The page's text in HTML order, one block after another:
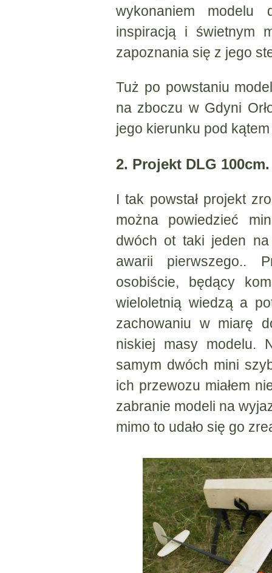
wykonaniem
inspiracją i świetnym
zapoznania się z jego
Tuż po powstaniu
na zboczu w Gdyni
jego kierunku pod
2. Projekt DLG 100cm.
I tak powstał projekt
można powiedzieć
dwóch ot taki jeden
awarii pierwszego..
osobiście, będący
wieloletnią wiedzą a
zachowaniu w miarę
niskiej masy modelu.
samym dwóch mini
ich przewozu miałem
zabranie modeli na
mimo to udało się go